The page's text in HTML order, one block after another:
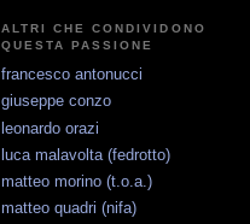
ALTRI CHE CONDIVIDONO
QUESTA PASSIONE
francesco antonucci
giuseppe conzo
leonardo orazi
luca malavolta (fedrotto)
matteo morino (t.o.a.)
matteo quadri (nifa)